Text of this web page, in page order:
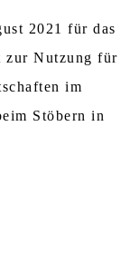
2021 für das
zur Nutzung für
im
Stöbern in